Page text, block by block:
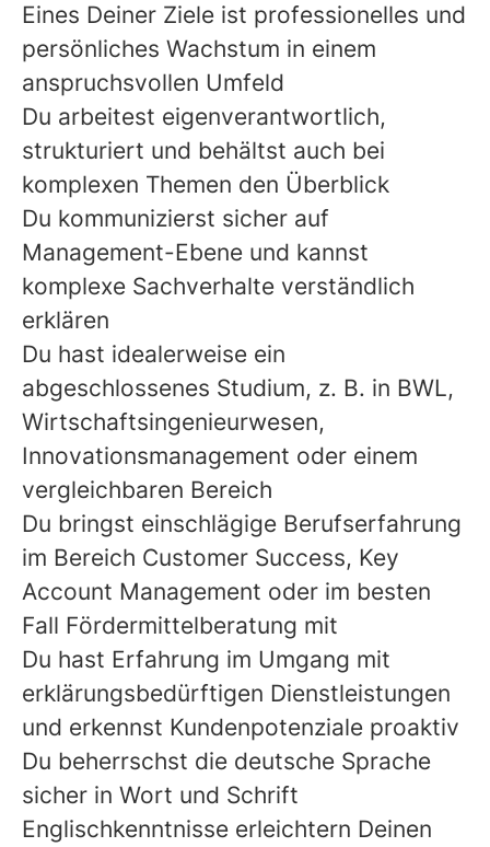
Eines Deiner Ziele ist professionelles und
persönliches Wachstum in einem
anspruchsvollen Umfeld
Du arbeitest eigenverantwortlich,
strukturiert und behältst auch bei
komplexen Themen den Überblick
Du kommunizierst sicher auf
Management-Ebene und kannst
komplexe Sachverhalte verständlich
erklären
Du hast idealerweise ein
abgeschlossenes Studium, z. B. in BWL,
Wirtschaftsingenieurwesen,
Innovationsmanagement oder einem
vergleichbaren Bereich
Du bringst einschlägige Berufserfahrung
im Bereich Customer Success, Key
Account Management oder im besten
Fall Fördermittelberatung mit
Du hast Erfahrung im Umgang mit
erklärungsbedürftigen Dienstleistungen
und erkennst Kundenpotenziale proaktiv
Du beherrschst die deutsche Sprache
sicher in Wort und Schrift
Englischkenntnisse erleichtern Deinen